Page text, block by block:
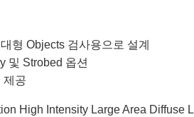
형 Objects 검사용으로 설계
및 Strobed 옵션
제공
High Intensity Large Area Diffuse